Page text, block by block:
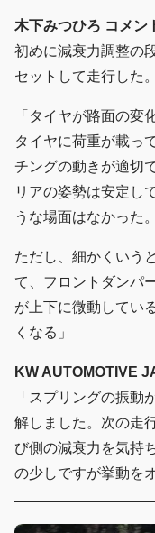
木下みつひろ コメン
初めに減衰力調整の
セットして走行した。
「タイヤが路面の変
タイヤに荷重が載っ
チングの動きが適切
リアの姿勢は安定し
うな場面はなかった。
ただし、細かくいう
て、フロントダンパ
が上下に微動してい
くなる」
KW AUTOMOTIVE
「スプリングの振動
解しました。次の走
び側の減衰力を気持
の少しですが挙動を